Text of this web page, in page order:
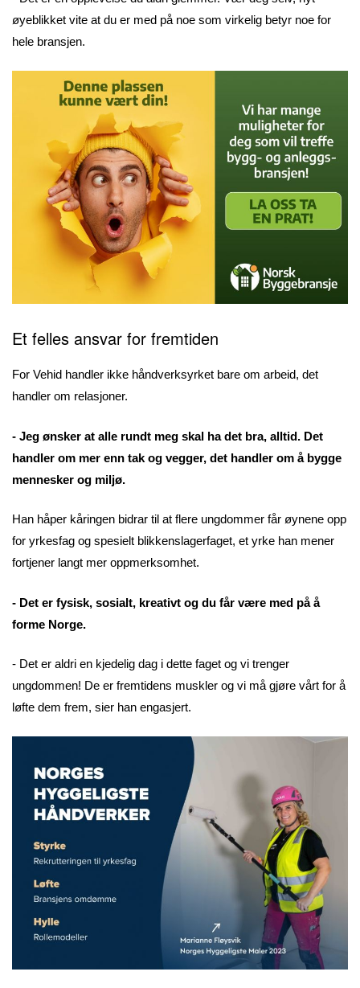
øyeblikket vite at du er med på noe som virkelig betyr noe for
hele bransjen.
Et felles ansvar for fremtiden
For Vehid handler ikke håndverksyrket bare om arbeid, det
handler om relasjoner.
- Jeg ønsker at alle rundt meg skal ha det bra, alltid. Det
handler om mer enn tak og vegger, det handler om å bygge
mennesker og miljø.
Han håper kåringen bidrar til at flere ungdommer får øynene opp
for yrkesfag og spesielt blikkenslagerfaget, et yrke han mener
fortjener langt mer oppmerksomhet.
- Det er fysisk, sosialt, kreativt og du får være med på å
forme Norge.
- Det er aldri en kjedelig dag i dette faget og vi trenger
ungdommen! De er fremtidens muskler og vi må gjøre vårt for å
løfte dem frem, sier han engasjert.